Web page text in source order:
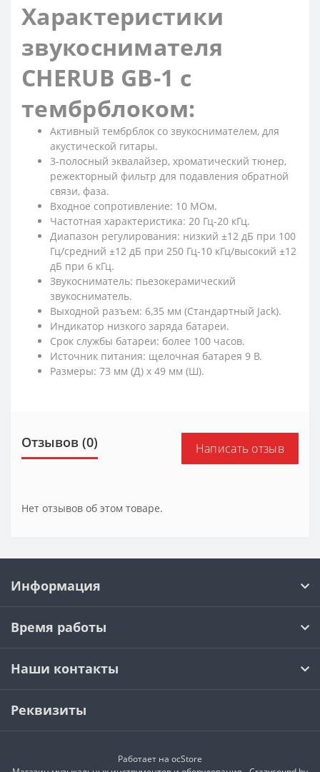
Характеристики
звукоснимателя
CHERUB GB-1 с
тембрблоком:
Активный тембрблок со звукоснимателем, для
акустической гитары.
3-полосный эквалайзер, хроматический тюнер,
режекторный фильтр для подавления обратной
связи, фаза.
Входное сопротивление: 10 МОм.
Частотная характеристика: 20 Гц-20 кГц.
Диапазон регулирования: низкий ±12 дБ при 100
Гц/средний ±12 дБ при 250 Гц-10 кГц/высокий ±12
дБ при 6 кГц.
Звукосниматель: пьезокерамический
звукосниматель.
Выходной разъем: 6,35 мм (Стандартный Jack).
Индикатор низкого заряда батареи.
Срок службы батареи: более 100 часов.
Источник питания: щелочная батарея 9 В.
Размеры: 73 мм (Д) x 49 мм (Ш).
Отзывов (0) Написать отзыв
Нет отзывов об этом товаре.
Информация
Время работы
Наши контакты
Реквизиты
Работает на ocStore